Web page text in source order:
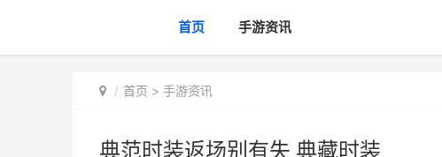
首页 手游资讯
首页 > 手游资讯
典范时装返场别有失 典藏时装